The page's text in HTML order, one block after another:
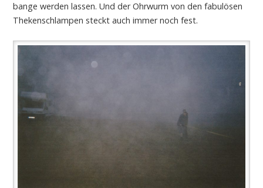
bange werden lassen. Und der Ohrwurm von den fabulösen
Thekenschlampen steckt auch immer noch fest.